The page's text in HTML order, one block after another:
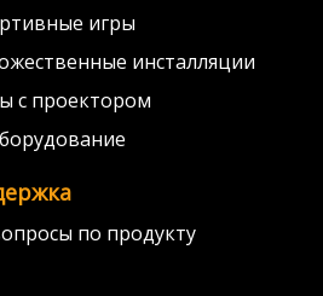
игры
инсталляции
с проектором
по продукту